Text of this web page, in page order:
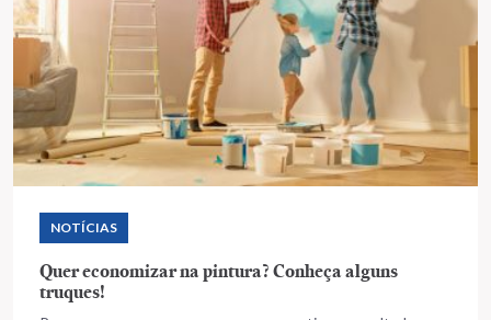
NOTÍCIAS
Quer economizar na pintura? Conheça alguns
truques!